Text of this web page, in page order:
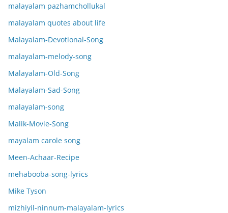
malayalam pazhamchollukal
malayalam quotes about life
Malayalam-Devotional-Song
malayalam-melody-song
Malayalam-Old-Song
Malayalam-Sad-Song
malayalam-song
Malik-Movie-Song
mayalam carole song
Meen-Achaar-Recipe
mehabooba-song-lyrics
Mike Tyson
mizhiyil-ninnum-malayalam-lyrics